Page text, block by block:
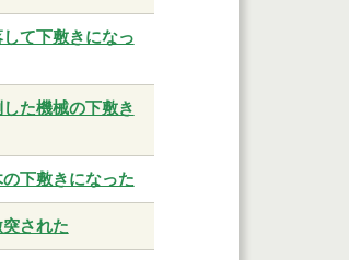
て下敷きになっ
た機械の下敷き
下敷きになった
された